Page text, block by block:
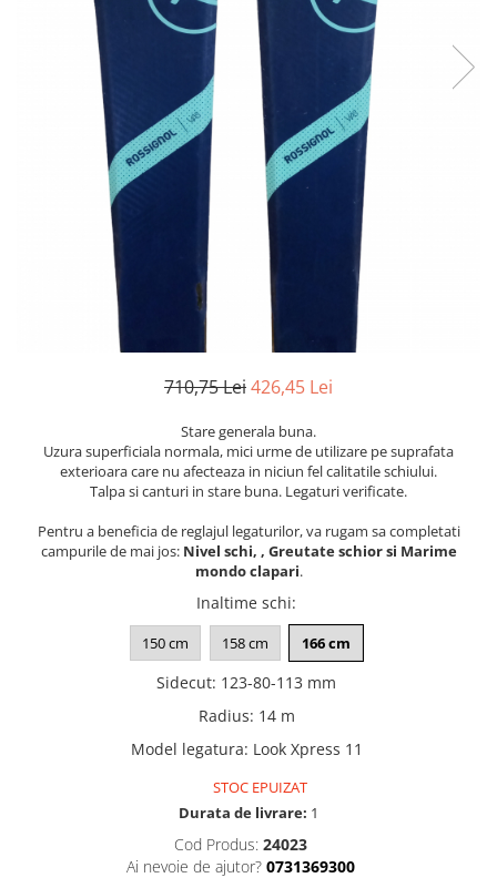
Bețe sh adulți
Bețe sh copii
Bețe noi adulți
Bețe noi copii
Bețe noi modele feminine
710,75 Lei426,45 Lei
Stare generala buna.
Uzura superficiala normala, mici urme de utilizare pe suprafata
exterioara care nu afecteaza in niciun fel calitatile schiului.
Talpa si canturi in stare buna. Legaturi verificate.
Pentru a beneficia de reglajul legaturilor, va rugam sa completati
campurile de mai jos: Nivel schi, , Greutate schior si Marime
mondo clapari.
Inaltime schi:
150 cm 158 cm 166 cm
Sidecut: 123-80-113 mm
Radius: 14 m
Model legatura: Look Xpress 11
STOC EPUIZAT
Durata de livrare: 1
Cod Produs: 24023
Ai nevoie de ajutor? 0731369300